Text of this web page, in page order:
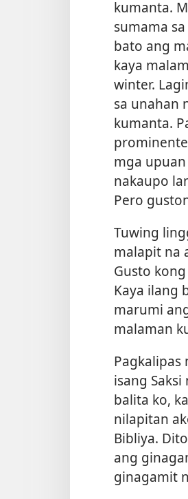
kumanta.
sumama
bato ang
kaya
winter.
sa unahan
kumanta.
mga
nakaupo
Pero
Tuwing
malapit na
Gusto
Kaya ilang
marumi
malaman
Pagkalipas
isang
balita ko,
nilapitan
Bibliya.
ang
ginagamit